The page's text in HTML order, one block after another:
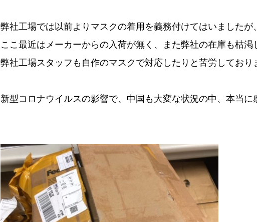
弊社工場では以前よりマスクの着用を義務付けてはいましたが、
ここ最近はメーカーからの入荷が無く、また弊社の在庫も枯渇
弊社工場スタッフも自作のマスクで対応したりと苦労しており
新型コロナウイルスの影響で、中国も大変な状況の中、本当に